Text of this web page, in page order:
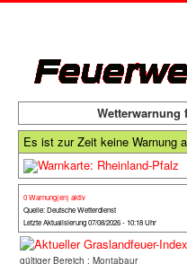
Wetterwarnung
Es ist zur Zeit keine Warnung
0 Warnung(en) aktiv
Quelle: Deutsche Wetterdienst
Letzte Aktualisierung 07/08/2026 - 10:18 Uhr
gültiger Bereich : Montabaur